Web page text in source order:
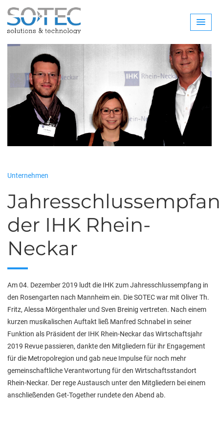
Unternehmen
der IHK Rhein-
Neckar
Am 04. Dezember 2019 ludt die IHK zum Jahresschlussempfang in
den Rosengarten nach Mannheim ein. Die SOTEC war mit Oliver Th.
Fritz, Alessa Mörgenthaler und Sven Breinig vertreten. Nach einem
kurzen musikalischen Auftakt ließ Manfred Schnabel in seiner
Funktion als Präsident der IHK Rhein-Neckar das Wirtschaftsjahr
2019 Revue passieren, dankte den Mitgliedern für ihr Engagement
für die Metropolregion und gab neue Impulse für noch mehr
gemeinschaftliche Verantwortung für den Wirtschaftsstandort
Rhein-Neckar. Der rege Austausch unter den Mitgliedern bei einem
anschließenden Get-Together rundete den Abend ab.